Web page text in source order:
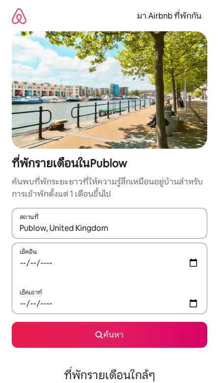
เนื้อหา
มา Airbnb ที่พักกัน
ที่พักรายเดือนในPublow
ค้นพบที่พักระยะยาวที่ให้ความรู้สึกเหมือนอยู่บ้านสำหรับ
การเข้าพักตั้งแต่ 1 เดือนขึ้นไป
สถานที่
ใช้ลูกศรขึ้นลง หรือใช้การสัมผัสหรือปัด เพื่อสำรวจผลการค้นหา
เช็คอิน
เช็คเอาท์
ค้นหา
ที่พักรายเดือนใกล้ๆ